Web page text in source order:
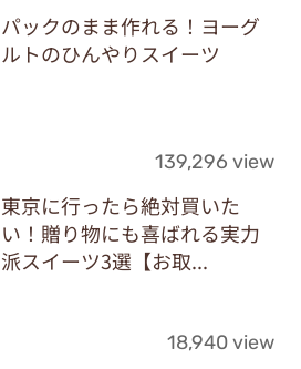
パックのまま作れる！ヨーグ
ルトのひんやりスイーツ
139,296 view
東京に行ったら絶対買いた
い！贈り物にも喜ばれる実力
派スイーツ3選【お取...
18,940 view